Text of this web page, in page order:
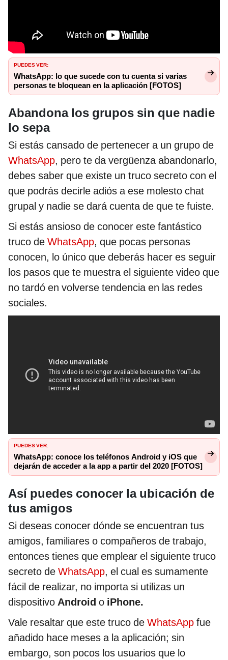
PUEDES VER:
WhatsApp: lo que sucede con tu cuenta si varias
personas te bloquean en la aplicación [FOTOS]
Abandona los grupos sin que nadie
lo sepa
Si estás cansado de pertenecer a un grupo de
WhatsApp, pero te da vergüenza abandonarlo,
debes saber que existe un truco secreto con el
que podrás decirle adiós a ese molesto chat
grupal y nadie se dará cuenta de que te fuiste.
Si estás ansioso de conocer este fantástico
truco de WhatsApp, que pocas personas
conocen, lo único que deberás hacer es seguir
los pasos que te muestra el siguiente video que
no tardó en volverse tendencia en las redes
sociales.
PUEDES VER:
WhatsApp: conoce los teléfonos Android y iOS que
dejarán de acceder a la app a partir del 2020 [FOTOS]
Así puedes conocer la ubicación de
tus amigos
Si deseas conocer dónde se encuentran tus
amigos, familiares o compañeros de trabajo,
entonces tienes que emplear el siguiente truco
secreto de WhatsApp, el cual es sumamente
fácil de realizar, no importa si utilizas un
dispositivo Android o iPhone.
Vale resaltar que este truco de WhatsApp fue
añadido hace meses a la aplicación; sin
embargo, son pocos los usuarios que lo